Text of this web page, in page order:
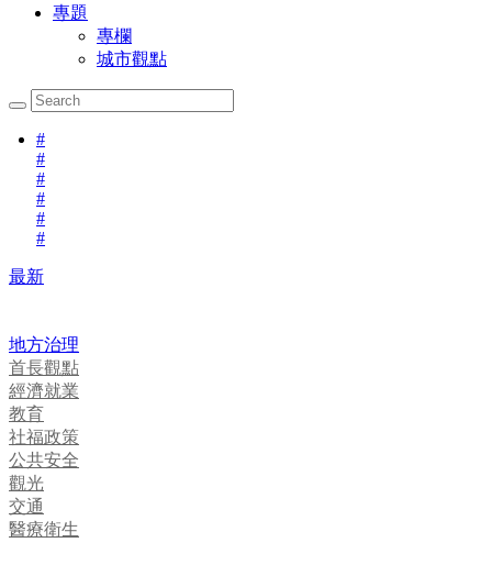
專題
專欄
城市觀點
#
#
#
#
#
#
最新
地方治理
首長觀點
經濟就業
教育
社福政策
公共安全
觀光
交通
醫療衛生